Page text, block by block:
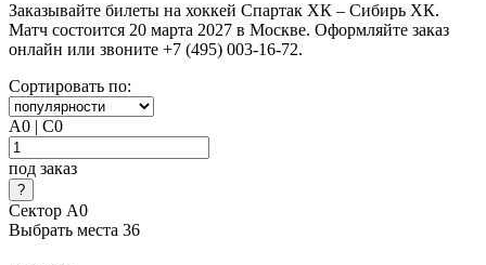
Заказывайте билеты на хоккей Спартак ХК – Сибирь ХК.
Матч состоится 20 марта 2027 в Москве. Оформляйте заказ
онлайн или звоните +7 (495) 003-16-72.
Сортировать по:
A0 | C0
под заказ
Сектор A0
Выбрать места 36